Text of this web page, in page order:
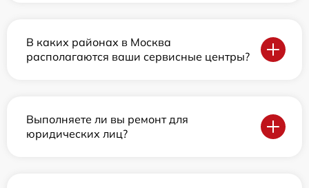
В каких районах в Москва
располагаются ваши сервисные центры?
Выполняете ли вы ремонт для
юридических лиц?